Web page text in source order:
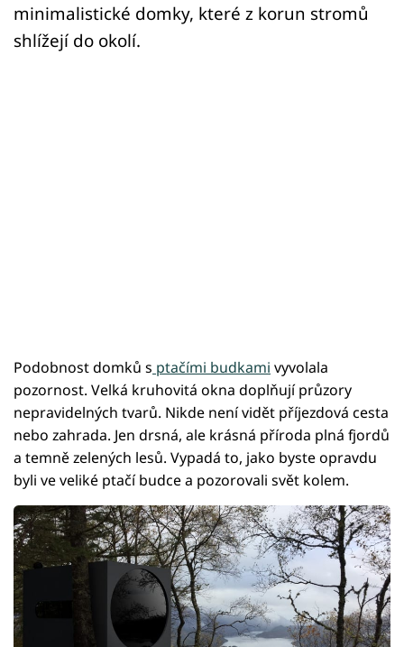
minimalistické domky, které z korun stromů
shlížejí do okolí.
Podobnost domků s ptačími budkami vyvolala
pozornost. Velká kruhovitá okna doplňují průzory
nepravidelných tvarů. Nikde není vidět příjezdová cesta
nebo zahrada. Jen drsná, ale krásná příroda plná fjordů
a temně zelených lesů. Vypadá to, jako byste opravdu
byli ve veliké ptačí budce a pozorovali svět kolem.